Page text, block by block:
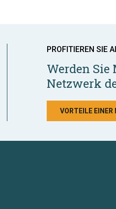
PROFITIEREN SIE
Werden
Netzwerk
VORTEILE